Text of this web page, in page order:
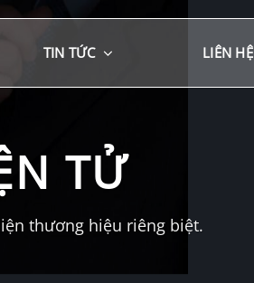
TIN TỨC LIÊN HỆ
TỬ
thương hiệu riêng biệt.